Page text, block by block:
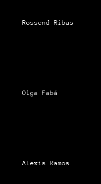
Rossend Ribas
Olga Fabá
Alexis Ramos